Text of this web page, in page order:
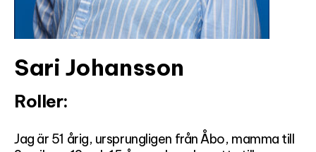
Sari Johansson
Roller:
Jag är 51 årig, ursprungligen från Åbo, mamma till